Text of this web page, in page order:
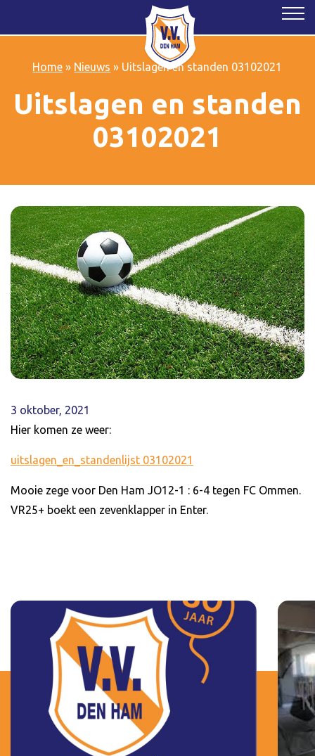
Home » Nieuws » Uitslagen en standen 03102021
Uitslagen en standen
03102021
3 oktober, 2021
Hier komen ze weer:
uitslagen_en_standenlijst 03102021
Mooie zege voor Den Ham JO12-1 : 6-4 tegen FC Ommen.
VR25+ boekt een zevenklapper in Enter.